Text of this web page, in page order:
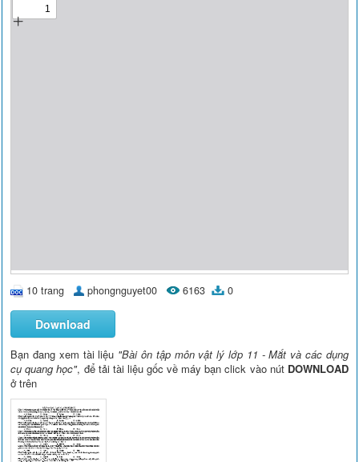
10 trang phongnguyet00 6163 0
Download
Bạn đang xem tài liệu "Bài ôn tập môn vật lý lớp 11 - Mắt và các dụng
cụ quang học", để tải tài liệu gốc về máy bạn click vào nút DOWNLOAD
ở trên